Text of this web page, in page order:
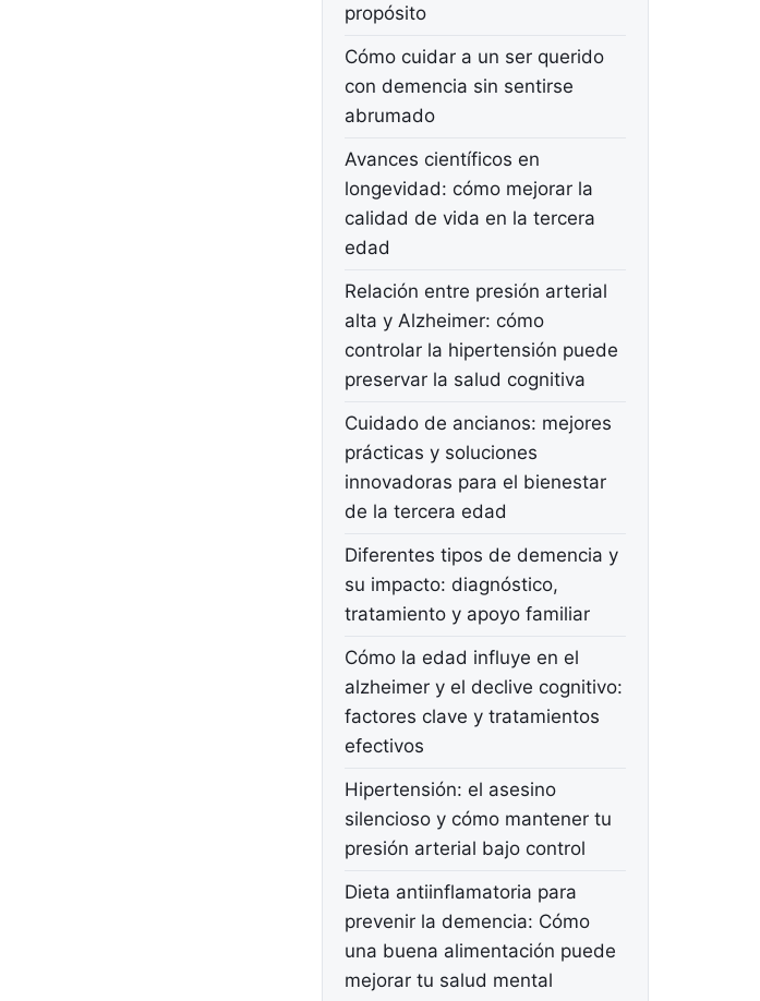
propósito
Cómo cuidar a un ser querido
con demencia sin sentirse
abrumado
Avances científicos en
longevidad: cómo mejorar la
calidad de vida en la tercera
edad
Relación entre presión arterial
alta y Alzheimer: cómo
controlar la hipertensión puede
preservar la salud cognitiva
Cuidado de ancianos: mejores
prácticas y soluciones
innovadoras para el bienestar
de la tercera edad
Diferentes tipos de demencia y
su impacto: diagnóstico,
tratamiento y apoyo familiar
Cómo la edad influye en el
alzheimer y el declive cognitivo:
factores clave y tratamientos
efectivos
Hipertensión: el asesino
silencioso y cómo mantener tu
presión arterial bajo control
Dieta antiinflamatoria para
prevenir la demencia: Cómo
una buena alimentación puede
mejorar tu salud mental